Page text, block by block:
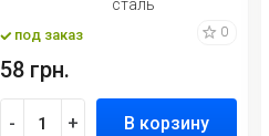
сталь
под заказ 0
58 грн.
- + В корзину